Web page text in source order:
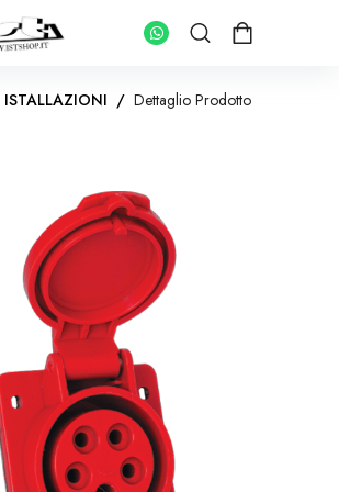
ACCUMULO
PER ABITAZIONI
CONNESSI IN RETE
PER IMPIANTI AD ISOLA
AD ISOLA
ISTALLAZIONI / Dettaglio Prodotto